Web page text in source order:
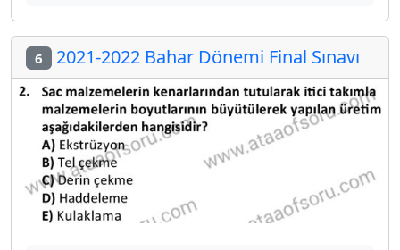
6 2021-2022 Bahar Dönemi Final Sınavı